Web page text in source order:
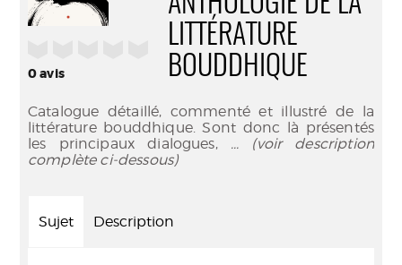
0avis
LITTÉRATURE
BOUDDHIQUE
Catalogue détaillé, commenté et illustré de la
littérature bouddhique. Sont donc là présentés
les principaux dialogues, ... (voir description
complète ci-dessous)
Sujet Description